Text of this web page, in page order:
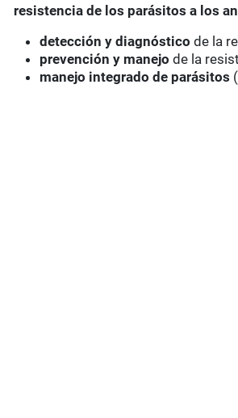
resistencia de los parásitos a los
detección y diagnóstico de la
prevención y manejo de la
manejo integrado de parásitos